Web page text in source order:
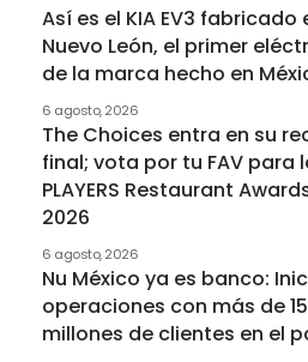
Así es el KIA EV3 fabricado
Nuevo León, el primer
de la marca hecho en
6 agosto, 2026
The Choices entra en su
final; vota por tu FAV para
PLAYERS Restaurant
2026
6 agosto, 2026
Nu México ya es banco:
operaciones con más de 15
millones de clientes en el